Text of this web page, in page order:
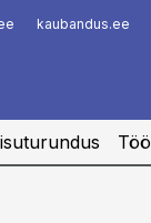
kaubandus.ee
Töö